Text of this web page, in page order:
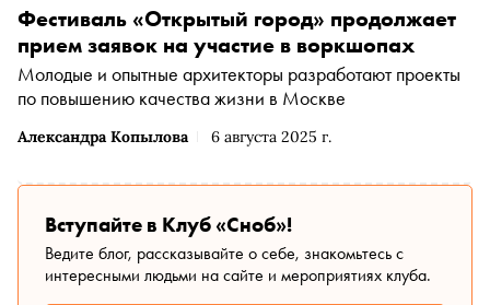
Александра Копылова 6 августа 2025 г.
Фестиваль «Открытый город» продолжает
прием заявок на участие в воркшопах
Молодые и опытные архитекторы разработают проекты
по повышению качества жизни в Москве
Вступайте в Клуб «Сноб»!
Ведите блог, рассказывайте о себе, знакомьтесь с
интересными людьми на сайте и мероприятиях клуба.